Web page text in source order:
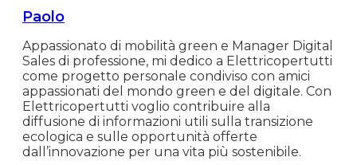
Paolo
Appassionato di mobilità green e Manager Digital
Sales di professione, mi dedico a Elettricopertutti
come progetto personale condiviso con amici
appassionati del mondo green e del digitale. Con
Elettricopertutti voglio contribuire alla
diffusione di informazioni utili sulla transizione
ecologica e sulle opportunità offerte
dall’innovazione per una vita più sostenibile.